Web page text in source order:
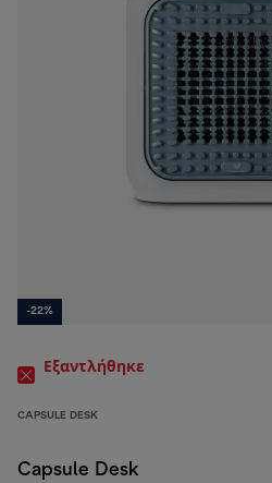
-22%
Εξαντλήθηκε
CAPSULE DESK
Capsule Desk